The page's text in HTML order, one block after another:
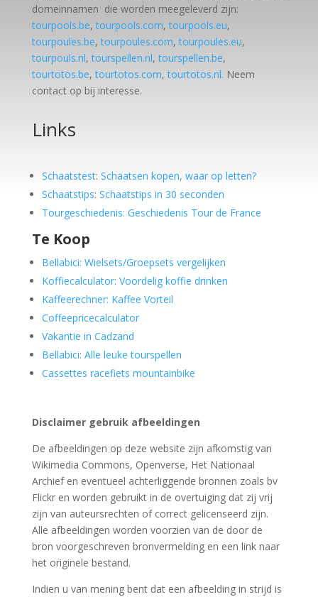
domeinnamen die worden meegeleverd zijn:
tourpools.be,tourpools.com,tourpools.eu,
tourpoules.be,tourpoules.com,tourpoules.eu,
tourpouls.nl,tourspellen.nl,tourspellen.be,
tourtotos.be,tourtotos.com,tourtotos.nl. Neem
contact op bij interesse.
Links
Schaatstest: Schaatsen kopen, waar op letten?
Schaatstips: Schaatstips in 30 seconden
Tourgeschiedenis: Geschiedenis Tour de France
Te Koop
Bellabici: Wielsets/Groepsets vergelijken
Koffiecalculator: Voordelig koffie drinken
Kaffeerechner: Kaffee Vorteil
Coffeepricecalculator
Vakantie in Cadzand
Bellabici: Alle leuke tourspellen
Cassettes racefiets mountainbike
Disclaimer gebruik afbeeldingen
De afbeeldingen op deze website zijn afkomstig van
Wikimedia Commons, Openverse, Het Nationaal
Archief en eventueel achterliggende bronnen zoals bv
Flickr en worden gebruikt in de overtuiging dat zij vrij
zijn van auteursrechten of correct gelicenseerd zijn.
Alle afbeeldingen worden voorzien van de door de
bron voorgeschreven bronvermelding en een link naar
het originele bestand.
Indien u van mening bent dat een afbeelding in strijd is